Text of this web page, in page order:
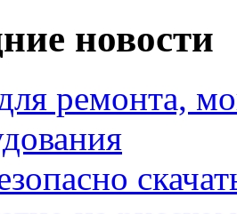
новости
ремонта,